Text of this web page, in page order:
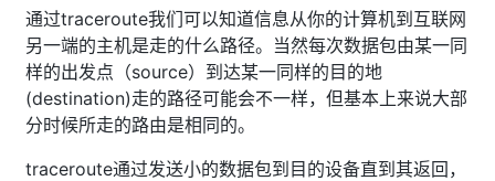
通过traceroute我们可以知道信息从你的计算机到互联网
另一端的主机是走的什么路径。当然每次数据包由某一同
样的出发点（source）到达某一同样的目的地
(destination)走的路径可能会不一样，但基本上来说大部
分时候所走的路由是相同的。
traceroute通过发送小的数据包到目的设备直到其返回，